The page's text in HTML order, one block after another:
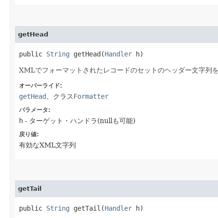
getHead
public String getHead​(Handler h)
XMLでフォーマットされたレコードのセットのヘッダー文字列を
オーバーライド:
getHead 、クラスFormatter
パラメータ:
h - ターゲット・ハンドラ(nullも可能)
戻り値:
有効なXML文字列
getTail
public String getTail​(Handler h)